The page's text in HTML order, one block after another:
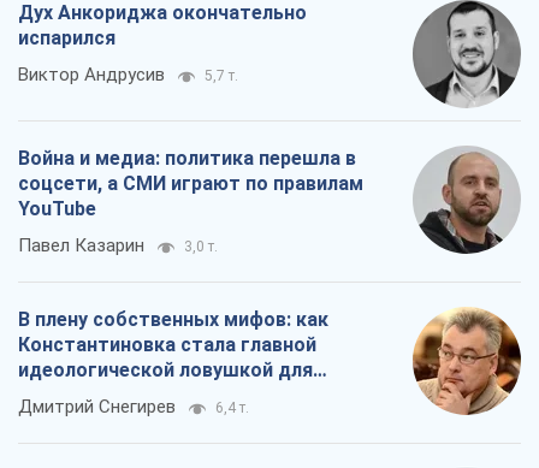
Дух Анкориджа окончательно
испарился
Виктор Андрусив 5,7 т.
Война и медиа: политика перешла в
соцсети, а СМИ играют по правилам
YouTube
Павел Казарин 3,0 т.
В плену собственных мифов: как
Константиновка стала главной
идеологической ловушкой для
российских оккупантов
Дмитрий Снегирев 6,4 т.